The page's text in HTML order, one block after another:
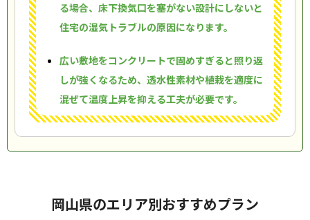
る場合、床下換気口を塞がない設計にしないと
住宅の湿気トラブルの原因になります。
広い敷地をコンクリートで固めすぎると照り返
しが強くなるため、透水性素材や植栽を適度に
混ぜて温度上昇を抑える工夫が必要です。
岡山県のエリア別おすすめプラン